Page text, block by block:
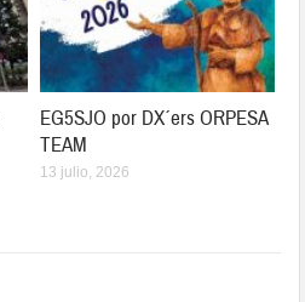
EG5SJO por DX´ers ORPESA
TEAM
13 julio, 2026